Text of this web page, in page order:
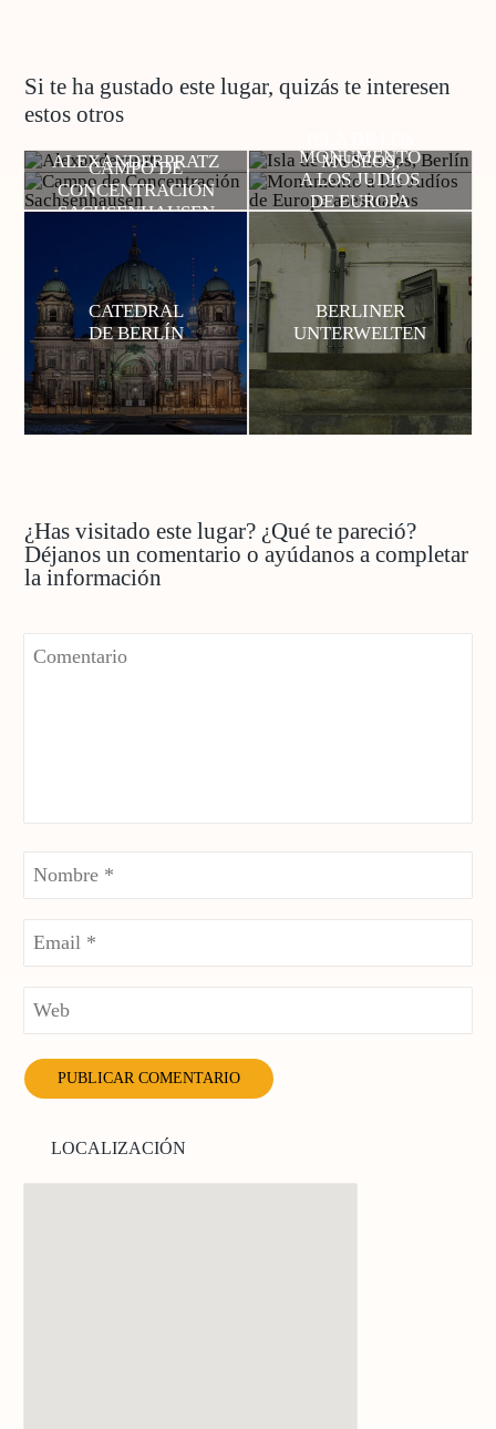
Si te ha gustado este lugar, quizás te interesen
estos otros
ALEXANDERPRATZ
MUSEOS,
BERLÍN
CAMPO DE
CONCENTRACIÓN
SACHSENHAUSEN
MONUMENTO
A LOS JUDÍOS
DE EUROPA
ASESINADOS
CATEDRAL
DE BERLÍN
BERLINER
UNTERWELTEN
¿Has visitado este lugar? ¿Qué te pareció?
Déjanos un comentario o ayúdanos a completar
la información
LOCALIZACIÓN